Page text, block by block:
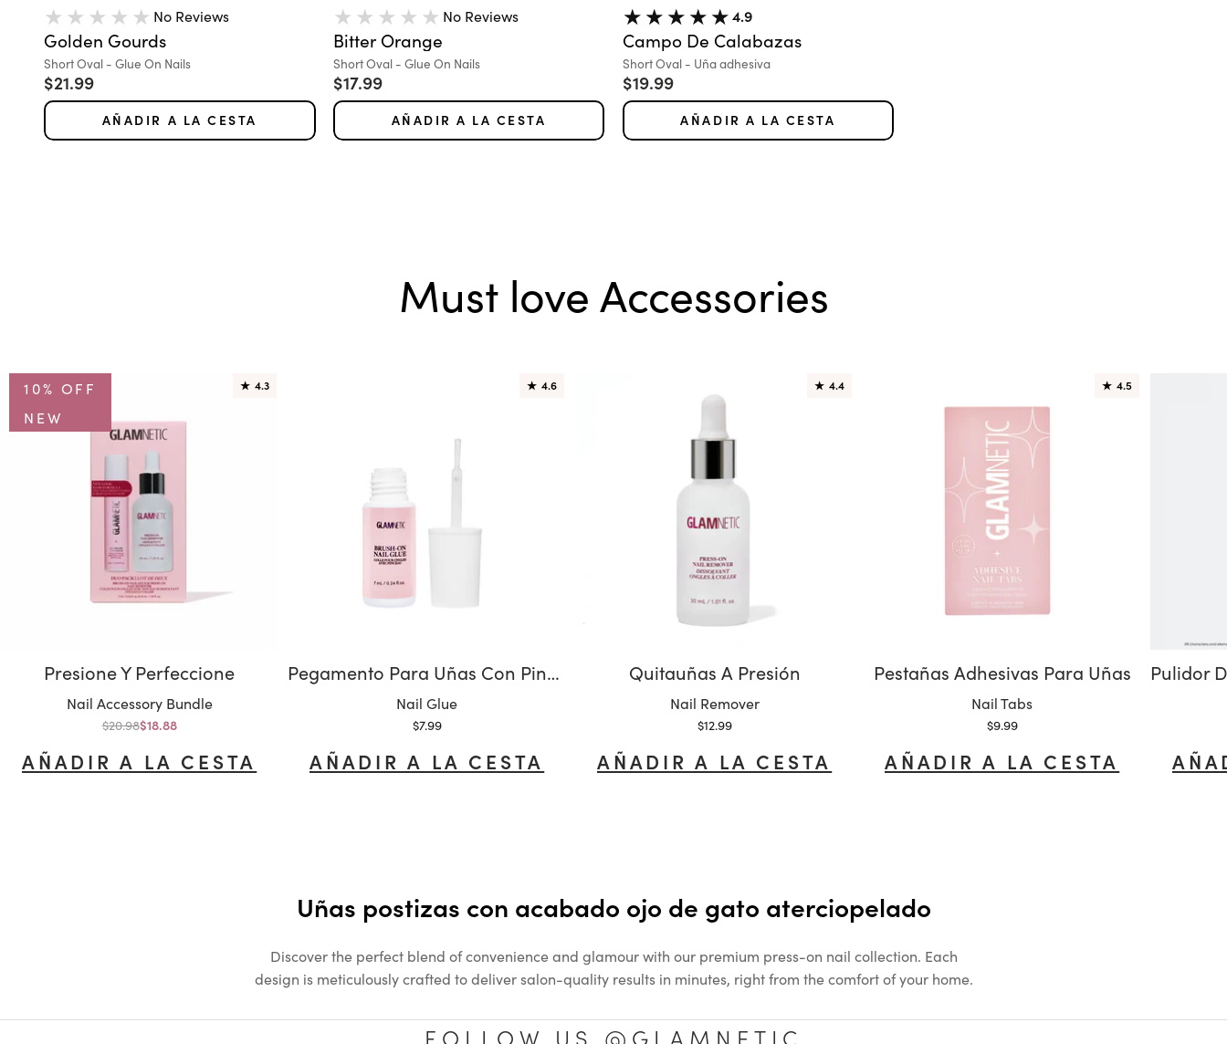
No Reviews
Golden Gourds
Variante:
Short Oval - Glue On Nails
Precio de oferta
$21.99
AÑADIR A LA CESTA
No Reviews
Bitter Orange
Variante:
Short Oval - Glue On Nails
Precio de oferta
$17.99
AÑADIR A LA CESTA
4.9
Campo De Calabazas
Variante:
Short Oval - Uña adhesiva
Precio de oferta
$19.99
AÑADIR A LA CESTA
Must love Accessories
10% OFF
NEW
★ 4.3
Presione Y Perfeccione
Variante:
Nail Accessory Bundle
Precio normal
$20.98Precio de oferta
$18.88
AÑADIR A LA CESTA
★ 4.6
Pegamento Para Uñas Con Pincel
Variante:
Nail Glue
Precio de oferta
$7.99
AÑADIR A LA CESTA
★ 4.4
Quitauñas A Presión
Variante:
Nail Remover
Precio de oferta
$12.99
AÑADIR A LA CESTA
★ 4.5
Pestañas Adhesivas Para Uñas
Variante:
Nail Tabs
Precio de oferta
$9.99
AÑADIR A LA CESTA
Uñas postizas con acabado ojo de gato aterciopelado
Discover the perfect blend of convenience and glamour with our premium press-on nail collection. Each
design is meticulously crafted to deliver salon-quality results in minutes, right from the comfort of your home.
FOLLOW US @GLAMNETIC